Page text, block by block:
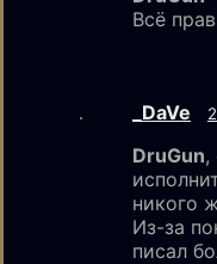
Всё
_DaVe
DruGun,
никого
Из-за
писал